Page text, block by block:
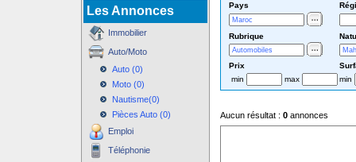
Les Annonces
Immobilier
Auto/Moto
Auto (0)
Moto (0)
Nautisme(0)
Pièces Auto (0)
Emploi
Téléphonie
Pays
Rubrique
Prix
min
max min
Aucun résultat : 0annonces